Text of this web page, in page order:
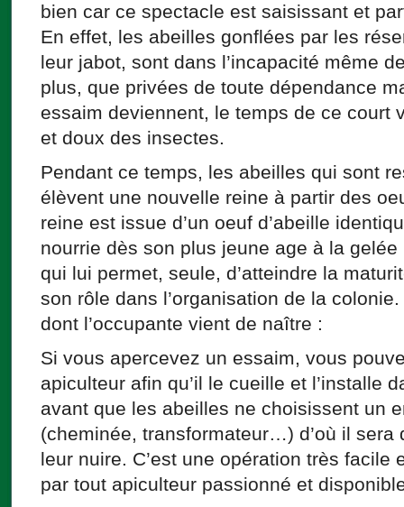
bien car ce spectacle est saisissant et
En effet, les abeilles gonflées par les
leur jabot, sont dans l’incapacité même
plus, que privées de toute dépendance
essaim deviennent, le temps de ce court
et doux des insectes.
Pendant ce temps, les abeilles qui sont
élèvent une nouvelle reine à partir des
reine est issue d’un oeuf d’abeille
nourrie dès son plus jeune age à la
qui lui permet, seule, d’atteindre la
son rôle dans l’organisation de la
dont l’occupante vient de naître :
Si vous apercevez un essaim, vous
apiculteur afin qu’il le cueille et l’installe
avant que les abeilles ne choisissent un
(cheminée, transformateur…) d’où il sera
leur nuire. C’est une opération très facile
par tout apiculteur passionné et